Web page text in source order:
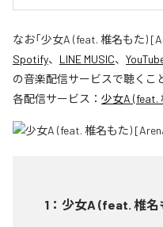
なお「少女A (feat. 椎名もた)
Spotify、 LINE MUSIC、
の音楽配信サービスで聴くこ
各配信サービス： 少女A (feat.
1 ： 少女A (feat. 椎